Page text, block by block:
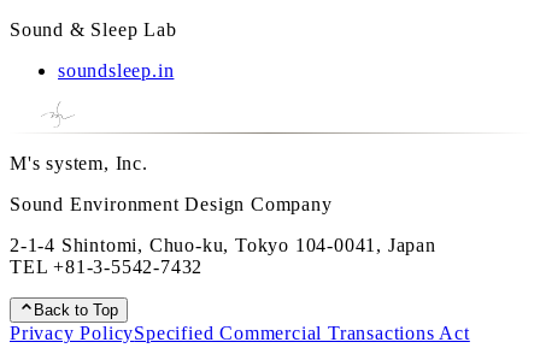
Sound & Sleep Lab
soundsleep.in
M's system, Inc.
Sound Environment Design Company
2-1-4 Shintomi, Chuo-ku, Tokyo 104-0041, Japan
TEL+81-3-5542-7432
Back to Top
Privacy PolicySpecified Commercial Transactions Act